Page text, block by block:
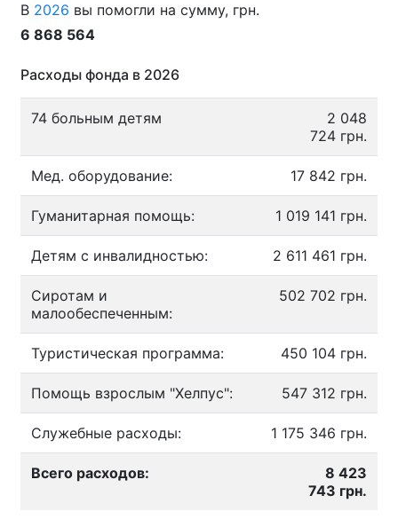
В 2026 вы помогли на сумму, грн.
6 868 564
Расходы фонда в 2026
74 больным детям
2 048
724 грн.
Мед. оборудование: 17 842 грн.
Гуманитарная помощь: 1 019 141 грн.
Детям с инвалидностью: 2 611 461 грн.
Сиротам и
малообеспеченным:
502 702 грн.
Туристическая программа: 450 104 грн.
Помощь взрослым "Хелпус": 547 312 грн.
Служебные расходы: 1 175 346 грн.
Всего расходов:
8 423
743 грн.